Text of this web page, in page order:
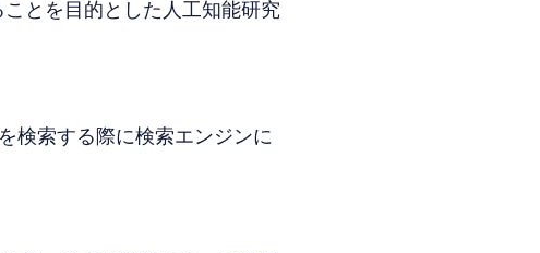
とを目的とした人工知能研究
検索する際に検索エンジンに